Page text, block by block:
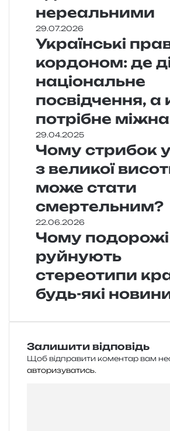
нереальними
29.07.2026
Українські
кордоном: де
національне
посвідчення, а
потрібне
29.04.2025
Чому стрибок
з великої
може стати
смертельним?
22.06.2026
Чому подорожі
руйнують
стереотипи
будь-які
Залишити відповідь
Щоб відправити коментар вам
авторизуватись.